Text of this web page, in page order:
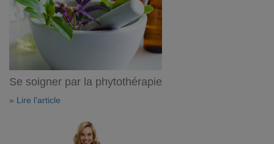
Se soigner par la phytothérapie
» Lire l'article